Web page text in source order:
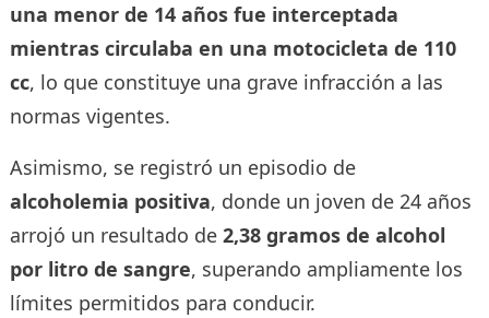
una menor de 14 años fue interceptada
mientras circulaba en una motocicleta de 110
cc, lo que constituye una grave infracción a las
normas vigentes.
Asimismo, se registró un episodio de
alcoholemia positiva, donde un joven de 24 años
arrojó un resultado de 2,38 gramos de alcohol
por litro de sangre, superando ampliamente los
límites permitidos para conducir.